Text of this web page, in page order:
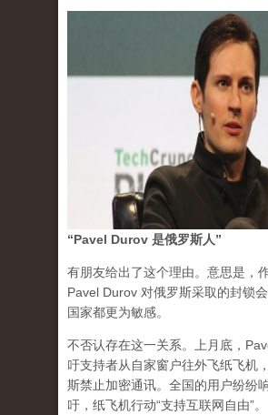
“Pavel Durov 是俄罗斯人”
有朋友给出了这个理由。意思是，
Pavel Durov 对俄罗斯采取的封锁
国家都更为敏感。
不否认存在这一关系。上月底，
吁支持者从自家窗户往外飞纸飞机
斯禁止加密通讯。全国的用户纷纷
吁，纸飞机行动“支持互联网自由”。